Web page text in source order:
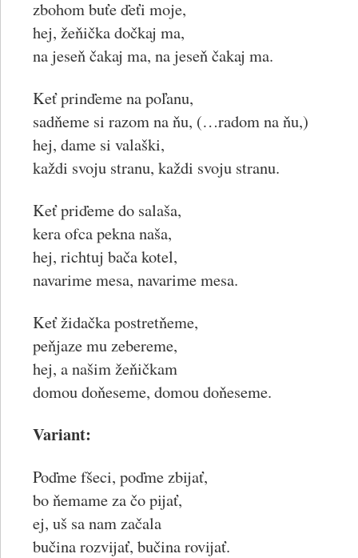
zbohom buťe ďeťi moje,
hej, žeňička dočkaj ma,
na jeseň čakaj ma, na jeseň čakaj ma.
Keť prinďeme na poľanu,
sadňeme si razom na ňu, (…radom na ňu,)
hej, dame si valaški,
každi svoju stranu, každi svoju stranu.
Keť priďeme do salaša,
kera ofca pekna naša,
hej, richtuj bača kotel,
navarime mesa, navarime mesa.
Keť židačka postretňeme,
peňjaze mu zebereme,
hej, a našim žeňičkam
domou doňeseme, domou doňeseme.
Variant:
Poďme fšeci, poďme zbijať,
bo ňemame za čo pijať,
ej, uš sa nam začala
bučina rozvijať, bučina rovijať.